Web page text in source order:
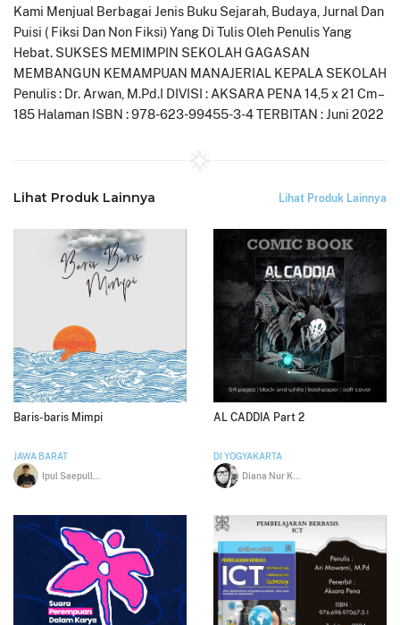
Kami Menjual Berbagai Jenis Buku Sejarah, Budaya, Jurnal Dan
Puisi ( Fiksi Dan Non Fiksi) Yang Di Tulis Oleh Penulis Yang
Hebat. SUKSES MEMIMPIN SEKOLAH GAGASAN
MEMBANGUN KEMAMPUAN MANAJERIAL KEPALA SEKOLAH
Penulis : Dr. Arwan, M.Pd.I DIVISI : AKSARA PENA 14,5 x 21 Cm –
185 Halaman ISBN : 978-623-99455-3-4 TERBITAN : Juni 2022
Lihat Produk Lainnya Lihat Produk Lainnya
Baris-baris Mimpi
JAWA BARAT
AL CADDIA Part 2
DI YOGYAKARTA